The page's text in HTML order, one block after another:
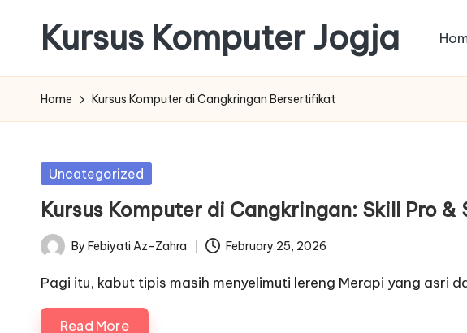
content
Kursus Komputer Jogja
Home Kursus Komputer di Cangkringan Bersertifikat
Posted
Uncategorized
Kursus Komputer di Cangkringan: Skill Pro
Posted
by
By Febiyati Az-Zahra February 25, 2026
Pagi itu, kabut tipis masih menyelimuti lereng Merapi yang asri
Read More